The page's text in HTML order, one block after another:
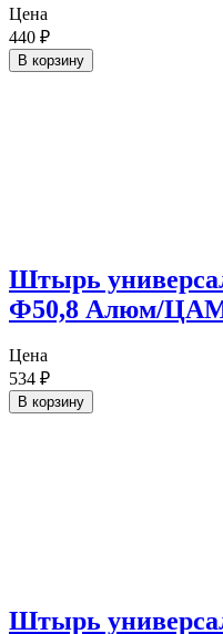
Цена
440 ₽
В корзину
Штырь
Ф50,8 Алюм/
Цена
534 ₽
В корзину
Штырь